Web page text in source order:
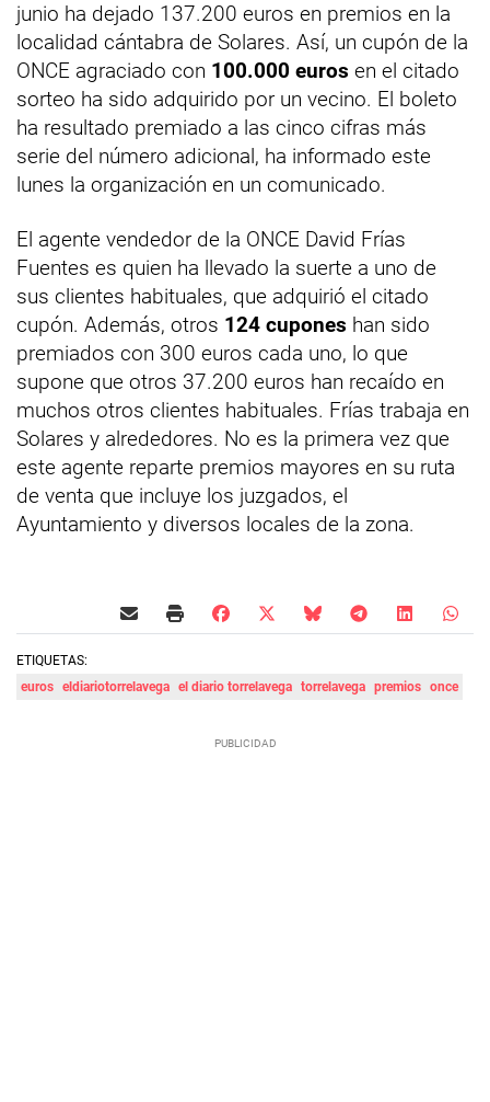
junio ha dejado 137.200 euros en premios en la
localidad cántabra de Solares. Así, un cupón de la
ONCE agraciado con 100.000 euros en el citado
sorteo ha sido adquirido por un vecino. El boleto
ha resultado premiado a las cinco cifras más
serie del número adicional, ha informado este
lunes la organización en un comunicado.
El agente vendedor de la ONCE David Frías
Fuentes es quien ha llevado la suerte a uno de
sus clientes habituales, que adquirió el citado
cupón. Además, otros 124 cupones han sido
premiados con 300 euros cada uno, lo que
supone que otros 37.200 euros han recaído en
muchos otros clientes habituales. Frías trabaja en
Solares y alrededores. No es la primera vez que
este agente reparte premios mayores en su ruta
de venta que incluye los juzgados, el
Ayuntamiento y diversos locales de la zona.
ETIQUETAS:
euros eldiariotorrelavega el diario torrelavega torrelavega premios once